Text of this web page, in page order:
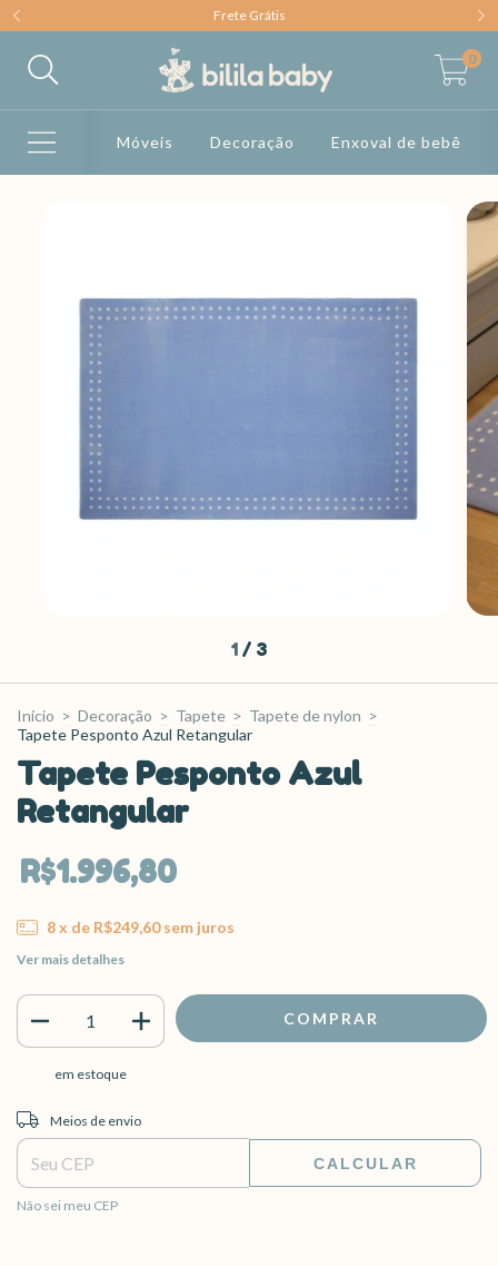
Frete Grátis
0
Móveis Decoração Enxoval de bebê
1 / 3
Início > Decoração > Tapete > Tapete de nylon >
Tapete Pesponto Azul Retangular
Tapete Pesponto Azul
Retangular
R$1.996,80
8x de R$249,60 sem juros
Ver mais detalhes
em estoque
Entregas para o CEP:
Meios de envio
CALCULAR
Não sei meu CEP